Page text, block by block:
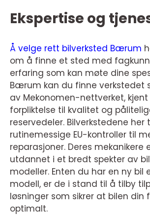
Ekspertise og
Å velge rett bilverksted Bærum
om å finne et sted med
erfaring som kan møte dine
Bærum kan du finne verkstedet
av Mekonomen-nettverket, kjent
forpliktelse til kvalitet og
reservedeler. Bilverkstedene her
rutinemessige EU-kontroller til
reparasjoner. Deres mekanikere
utdannet i et bredt spekter av
modeller. Enten du har en ny bil
modell, er de i stand til å tilby
løsninger som sikrer at bilen din
optimalt.